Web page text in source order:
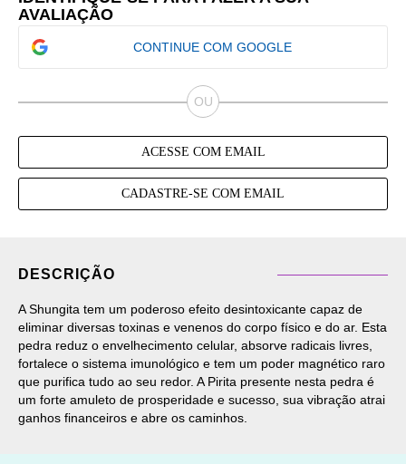
AVALIAÇÃO
CONTINUE COM GOOGLE
ACESSE COM EMAIL
CADASTRE-SE COM EMAIL
DESCRIÇÃO
A Shungita tem um poderoso efeito desintoxicante capaz de
eliminar diversas toxinas e venenos do corpo físico e do ar. Esta
pedra reduz o envelhecimento celular, absorve radicais livres,
fortalece o sistema imunológico e tem um poder magnético raro
que purifica tudo ao seu redor. A Pirita presente nesta pedra é
um forte amuleto de prosperidade e sucesso, sua vibração atrai
ganhos financeiros e abre os caminhos.